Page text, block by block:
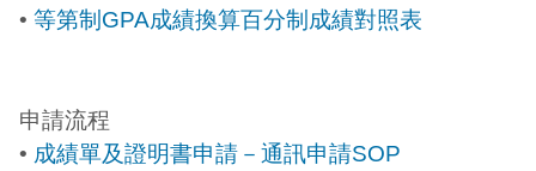
• 等第制GPA成績換算百分制成績對照表
申請流程
• 成績單及證明書申請－通訊申請SOP